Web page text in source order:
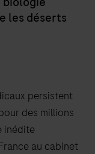
les déserts
persistent
des millions
inédite
au cabinet